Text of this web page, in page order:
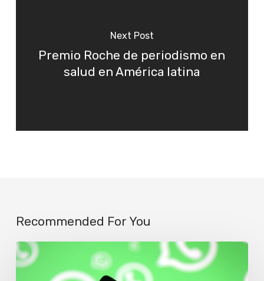
Next Post
Premio Roche de periodismo en
salud en América latina
Recommended For You
Un
llamado